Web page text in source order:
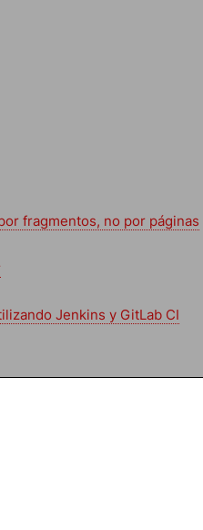
fragmentos, no por páginas
Jenkins y GitLab CI